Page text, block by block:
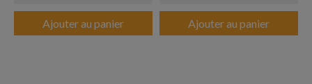
Ajouter au panier Ajouter au panier